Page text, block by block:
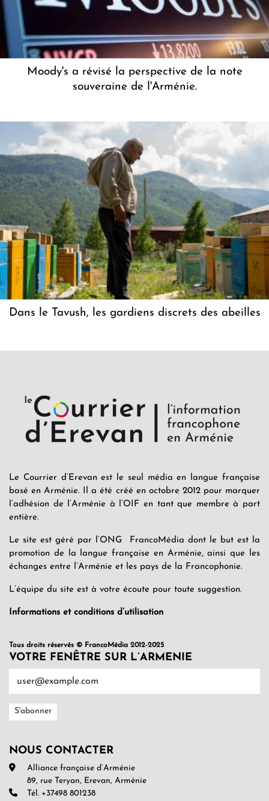
Moody's a révisé la perspective de la note
souveraine de l'Arménie.
Dans le Tavush, les gardiens discrets des abeilles
Le Courrier d’Erevan est le seul média en langue française
basé en Arménie. Il a été créé en octobre 2012 pour marquer
l’adhésion de l’Arménie à l’OIF en tant que membre à part
entière.
Le site est géré par l’ONG FrancoMédia dont le but est la
promotion de la langue française en Arménie, ainsi que les
échanges entre l’Arménie et les pays de la Francophonie.
L’équipe du site est à votre écoute pour toute suggestion.
Informations et conditions d’utilisation
Tous droits réservés © FrancoMédia 2012-2025
VOTRE FENÊTRE SUR L’ARMENIE
NOUS CONTACTER
Alliance française d’Arménie
89, rue Teryan, Erevan, Arménie
Tél. +37498 801238